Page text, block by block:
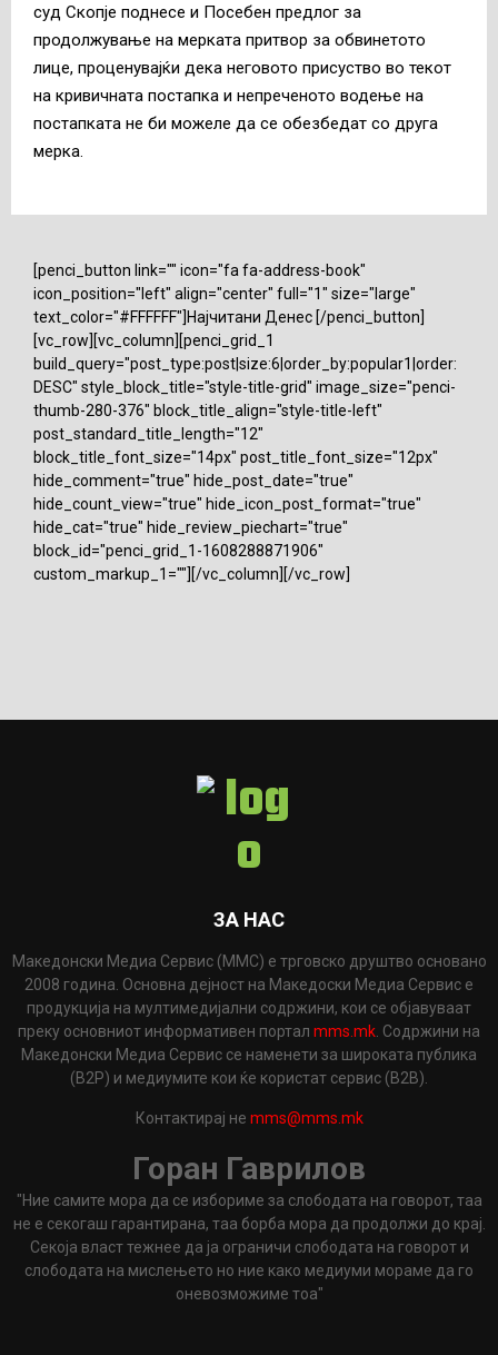
суд Скопје поднесе и Посебен предлог за
продолжување на мерката притвор за обвинетото
лице, проценувајќи дека неговото присуство во текот
на кривичната постапка и непреченото водење на
постапката не би можеле да се обезбедат со друга
мерка.
[penci_button link="" icon="fa fa-address-book"
icon_position="left" align="center" full="1" size="large"
text_color="#FFFFFF"]Најчитани Денес [/penci_button]
[vc_row][vc_column][penci_grid_1
build_query="post_type:post|size:6|order_by:popular1|order:
DESC" style_block_title="style-title-grid" image_size="penci-
thumb-280-376" block_title_align="style-title-left"
post_standard_title_length="12"
block_title_font_size="14px" post_title_font_size="12px"
hide_comment="true" hide_post_date="true"
hide_count_view="true" hide_icon_post_format="true"
hide_cat="true" hide_review_piechart="true"
block_id="penci_grid_1-1608288871906"
custom_markup_1=""][/vc_column][/vc_row]
ЗА НАС
Македонски Медиа Сервис (ММС) е трговско друштво основано
2008 година. Основна дејност на Македоски Медиа Сервис е
продукција на мултимедијални содржини, кои се објавуваат
преку основниот информативен портал mms.mk . Содржини на
Македонски Медиа Сервис се наменети за широката публика
(B2P) и медиумите кои ќе користат сервис (B2B).
Контактирај не mms@mms.mk
Горан Гаврилов
"Ние самите мора да се избориме за слободата на говорот, таа
не е секогаш гарантирана, таа борба мора да продолжи до крај.
Секоја власт тежнее да ја ограничи слободата на говорот и
слободата на мислењето но ние како медиуми мораме да го
оневозможиме тоа"